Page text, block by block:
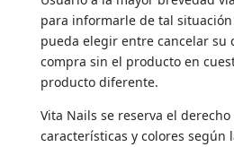
para informarle de tal
pueda elegir entre cancelar su
compra sin el producto en
producto diferente.
Vita Nails se reserva el
características y colores según